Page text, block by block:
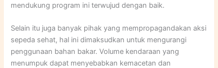
mendukung program ini terwujud dengan baik.
Selain itu juga banyak pihak yang mempropagandakan aksi
sepeda sehat, hal ini dimaksudkan untuk mengurangi
penggunaan bahan bakar. Volume kendaraan yang
menumpuk dapat menyebabkan kemacetan dan